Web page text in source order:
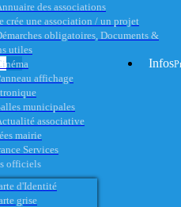
des associations
crée une association / un projet
obligatoires, Documents &
utiles
affichage
municipales
associative
Infos
mairie
Services
officiels
d'Identité
grise